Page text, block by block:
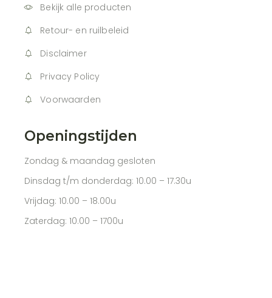
Bekijk alle producten
Retour- en ruilbeleid
Disclaimer
Privacy Policy
Voorwaarden
Openingstijden
Zondag & maandag gesloten
Dinsdag t/m donderdag: 10.00 – 17.30u
Vrijdag: 10.00 – 18.00u
Zaterdag: 10.00 – 1700u